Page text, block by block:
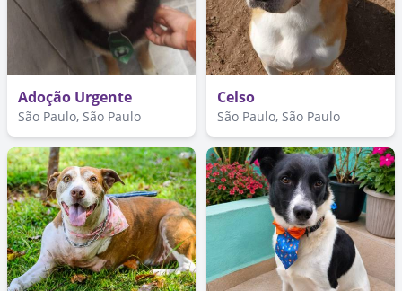
Adoção Urgente
São Paulo, São Paulo
Celso
São Paulo, São Paulo